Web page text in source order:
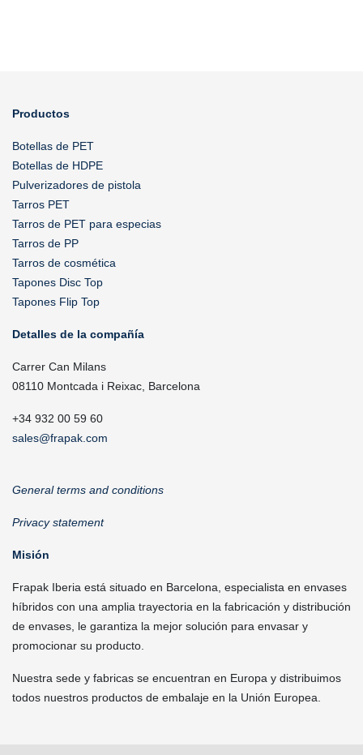
Productos
Botellas de PET
Botellas de HDPE
Pulverizadores de pistola
Tarros PET
Tarros de PET para especias
Tarros de PP
Tarros de cosmética
Tapones Disc Top
Tapones Flip Top
Detalles de la compañía
Carrer Can Milans
08110 Montcada i Reixac, Barcelona
+34 932 00 59 60
sales@frapak.com
General terms and conditions
Privacy statement
Misión
Frapak Iberia está situado en Barcelona, especialista en envases
híbridos con una amplia trayectoria en la fabricación y distribución
de envases, le garantiza la mejor solución para envasar y
promocionar su producto.
Nuestra sede y fabricas se encuentran en Europa y distribuimos
todos nuestros productos de embalaje en la Unión Europea.